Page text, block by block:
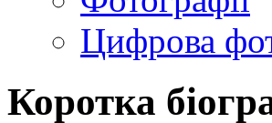
Цифрова
Коротка